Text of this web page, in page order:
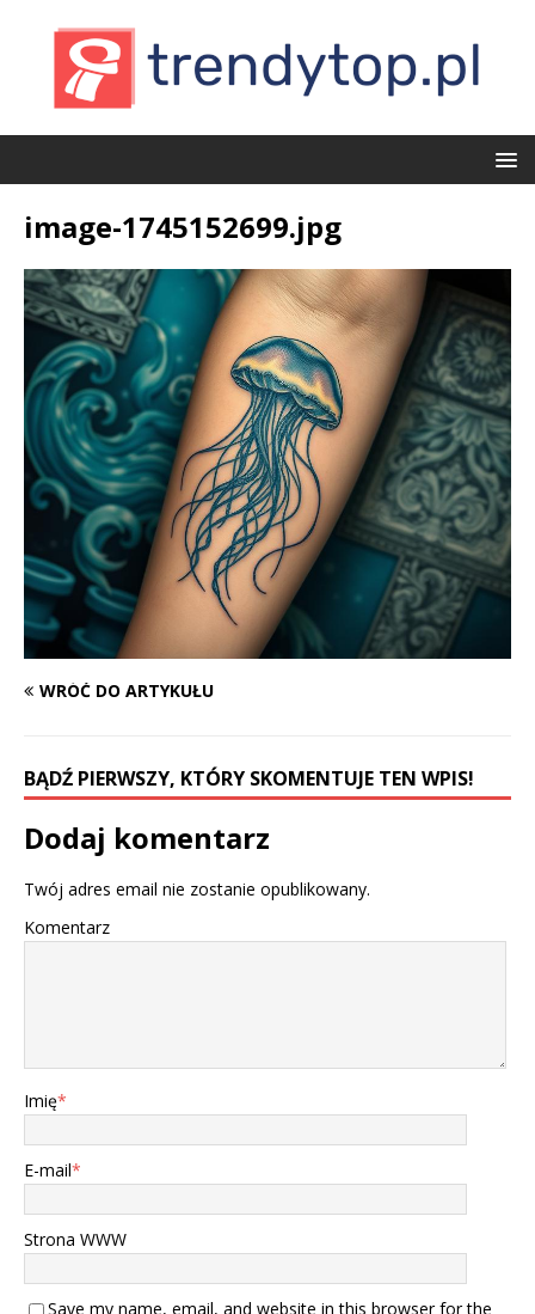
image-1745152699.jpg
WRÓĆ DO ARTYKUŁU
BĄDŹ PIERWSZY, KTÓRY SKOMENTUJE TEN WPIS!
Dodaj komentarz
Twój adres email nie zostanie opublikowany.
Komentarz
Imię*
E-mail*
Strona WWW
Save my name, email, and website in this browser for the